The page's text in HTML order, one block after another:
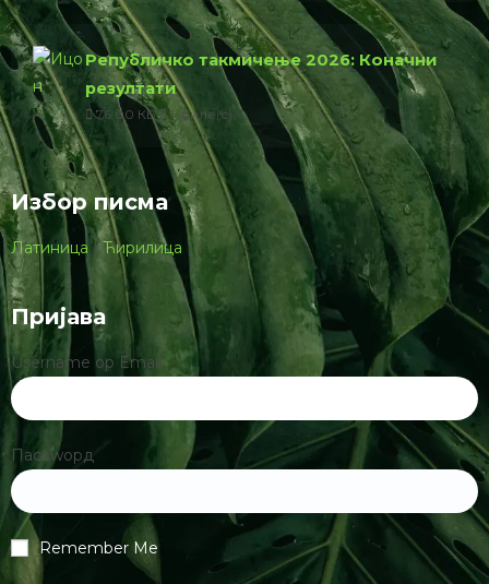
Републичко такмичење 2026: Коначни
резултати
76.00 КБ 1 филе(с)
Избор писма
Латиница |Ћирилица
Пријава
Username ор Email
Пассwорд
Remember Me